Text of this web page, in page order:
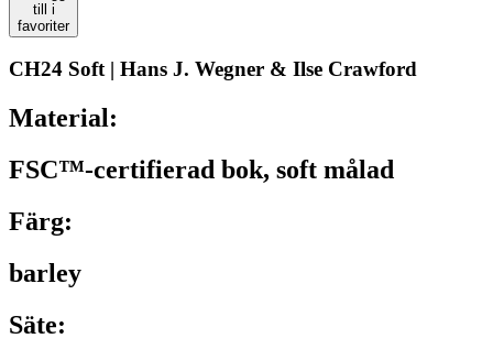
till i
favoriter
CH24 Soft | Hans J. Wegner & Ilse Crawford
Material:
FSC™-certifierad bok, soft målad
Färg:
barley
Säte: